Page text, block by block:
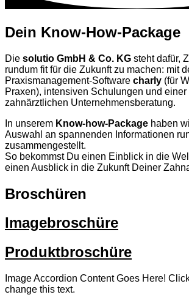
Dein Know-How-Package
Die solutio GmbH & Co. KG steht dafür,
rundum fit für die Zukunft zu machen: mit
Praxismanagement-Software charly (für
Praxen), intensiven Schulungen und einer
zahnärztlichen Unternehmensberatung.
In unserem Know-how-Package haben
Auswahl an spannenden Informationen
zusammengestellt.
So bekommst Du einen Einblick in die
einen Ausblick in die Zukunft Deiner
Broschüren
Imagebroschüre
Produktbroschüre
Image Accordion Content Goes Here!
change this text.